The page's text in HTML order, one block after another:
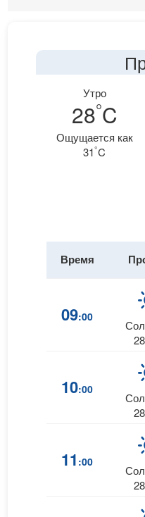
Утро
28°C
Ощущается как
31°C
Время
09:00
10:00
11 :00